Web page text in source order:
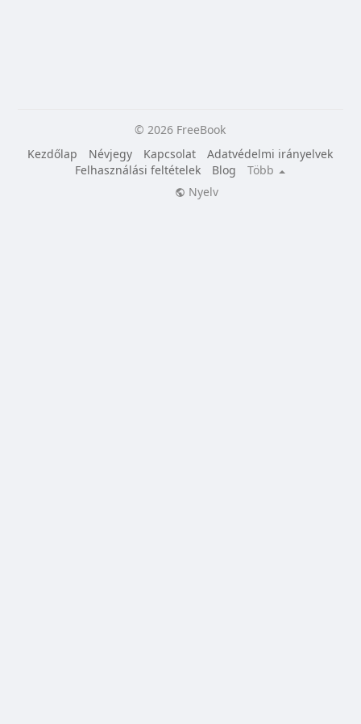
© 2026 FreeBook
Kezdőlap
Névjegy Kapcsolat
Adatvédelmi irányelvek
Felhasználási feltételek
Blog
Több
Nyelv